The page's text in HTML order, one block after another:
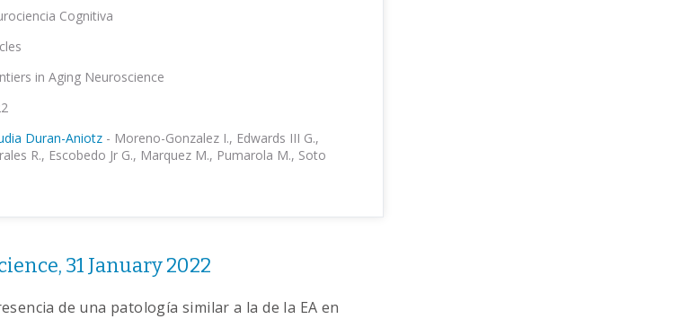
Cognitiva
in Aging Neuroscience
Duran-Aniotz - Moreno-Gonzalez I., Edwards III G.,
R., Escobedo Jr G., Marquez M., Pumarola M., Soto
31 January 2022
de una patología similar a la de la EA en